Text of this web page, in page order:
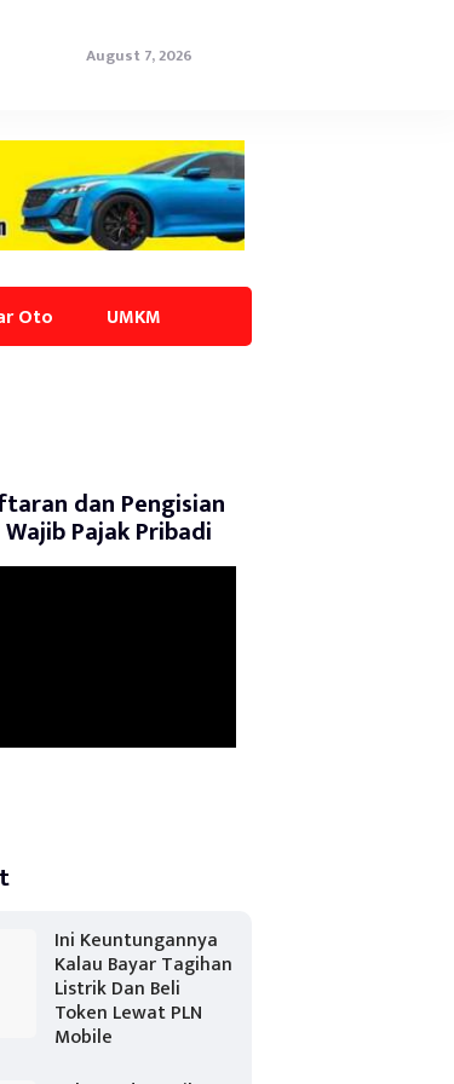
August 7, 2026
Oto UMKM
dan Pengisian
Pajak Pribadi
Ini Keuntungannya
Kalau Bayar Tagihan
Listrik Dan Beli
Token Lewat PLN
Mobile